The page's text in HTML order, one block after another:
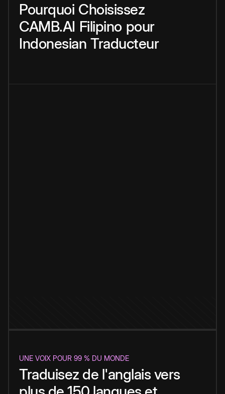
Pourquoi Choisissez
CAMB.AI Filipino pour
Indonesian Traducteur
UNE VOIX POUR 99 % DU MONDE
Traduisez de l'anglais vers